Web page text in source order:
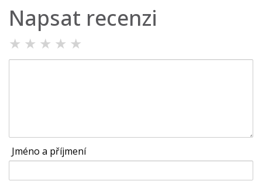
Napsat recenzi
★ ★ ★ ★ ★
Jméno a příjmení